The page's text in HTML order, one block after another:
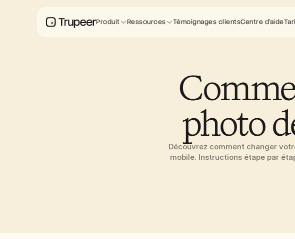
photo
Découvrez comment changer
mobile. Instructions étape par
Produit Ressources Témoignages clientsCentre d'aide